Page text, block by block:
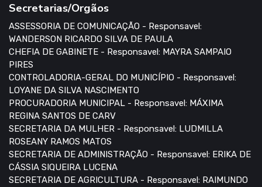
Secretarias/Orgãos
ASSESSORIA DE COMUNICAÇÃO - Responsavel:
WANDERSON RICARDO SILVA DE PAULA
CHEFIA DE GABINETE - Responsavel: MAYRA SAMPAIO
PIRES
CONTROLADORIA-GERAL DO MUNICÍPIO - Responsavel:
LOYANE DA SILVA NASCIMENTO
PROCURADORIA MUNICIPAL - Responsavel: MÁXIMA
REGINA SANTOS DE CARV
SECRETARIA DA MULHER - Responsavel: LUDMILLA
ROSEANY RAMOS MATOS
SECRETARIA DE ADMINISTRAÇÃO - Responsavel: ERIKA DE
CÁSSIA SIQUEIRA LUCENA
SECRETARIA DE AGRICULTURA - Responsavel: RAIMUNDO